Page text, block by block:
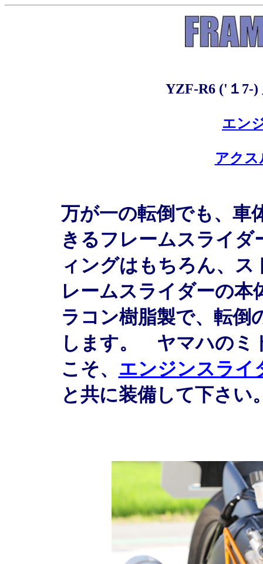
YZF-R6 ('１7-
エン
アクス
万が一の転倒でも、車
きるフレームスライ
ィングはもちろん、
レームスライダーの本
ラコン樹脂製で、転倒
します。 ヤマハのミ
こそ、 エンジンスライ
と共に装備して下さい